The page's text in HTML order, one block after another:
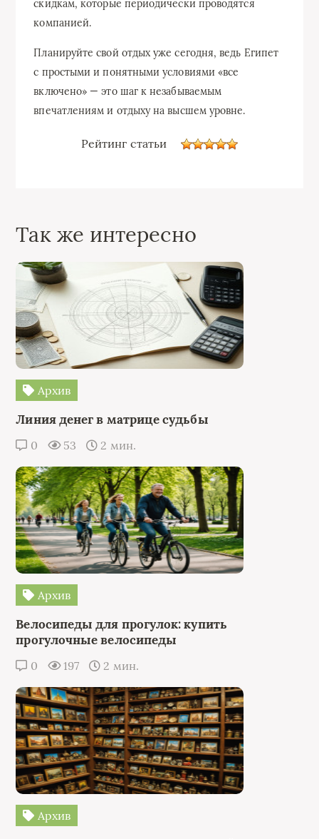
скидкам, которые периодически проводятся
компанией.
Планируйте свой отдых уже сегодня, ведь Египет
с простыми и понятными условиями «все
включено» — это шаг к незабываемым
впечатлениям и отдыху на высшем уровне.
Рейтинг статьи
Так же интересно
Архив
Линия денег в матрице судьбы
0 53 2 мин.
Архив
Велосипеды для прогулок: купить
прогулочные велосипеды
0 197 2 мин.
Архив